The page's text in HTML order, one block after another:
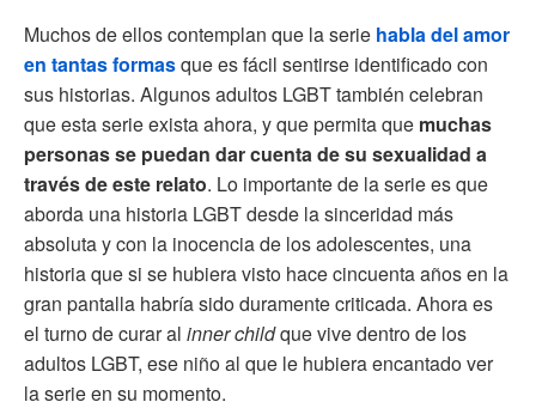
Muchos de ellos contemplan que la serie habla del amor
en tantas formasque es fácil sentirse identificado con
sus historias. Algunos adultos LGBT también celebran
que esta serie exista ahora, y que permita que muchas
personas se puedan dar cuenta de su sexualidad a
través de este relato. Lo importante de la serie es que
aborda una historia LGBT desde la sinceridad más
absoluta y con la inocencia de los adolescentes, una
historia que si se hubiera visto hace cincuenta años en la
gran pantalla habría sido duramente criticada. Ahora es
el turno de curar al inner childque vive dentro de los
adultos LGBT, ese niño al que le hubiera encantado ver
la serie en su momento.